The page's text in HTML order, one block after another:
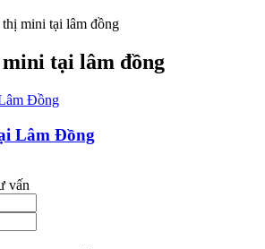
thị mini tại lâm đồng
tại lâm đồng
Lâm Đồng
vấn